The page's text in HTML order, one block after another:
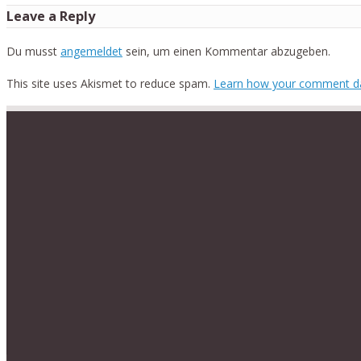
Leave a Reply
Du musst angemeldet sein, um einen Kommentar abzugeben.
This site uses Akismet to reduce spam. Learn how your comment